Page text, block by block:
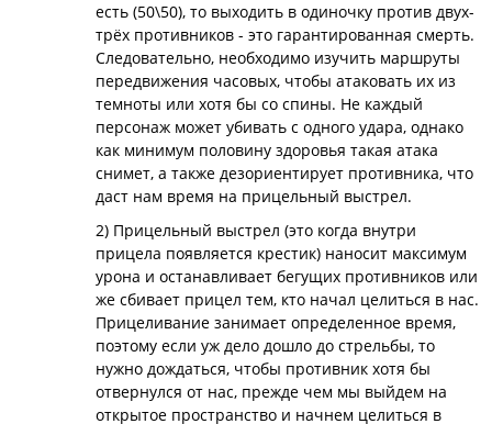
есть (50\50), то выходить в одиночку против двух-
трёх противников - это гарантированная смерть.
Следовательно, необходимо изучить маршруты
передвижения часовых, чтобы атаковать их из
темноты или хотя бы со спины. Не каждый
персонаж может убивать с одного удара, однако
как минимум половину здоровья такая атака
снимет, а также дезориентирует противника, что
даст нам время на прицельный выстрел.
2) Прицельный выстрел (это когда внутри
прицела появляется крестик) наносит максимум
урона и останавливает бегущих противников или
же сбивает прицел тем, кто начал целиться в нас.
Прицеливание занимает определенное время,
поэтому если уж дело дошло до стрельбы, то
нужно дождаться, чтобы противник хотя бы
отвернулся от нас, прежде чем мы выйдем на
открытое пространство и начнем целиться в